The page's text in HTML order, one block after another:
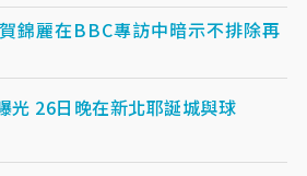
錦麗在BBC專訪中暗示不排除再
光 26日晚在新北耶誕城與球